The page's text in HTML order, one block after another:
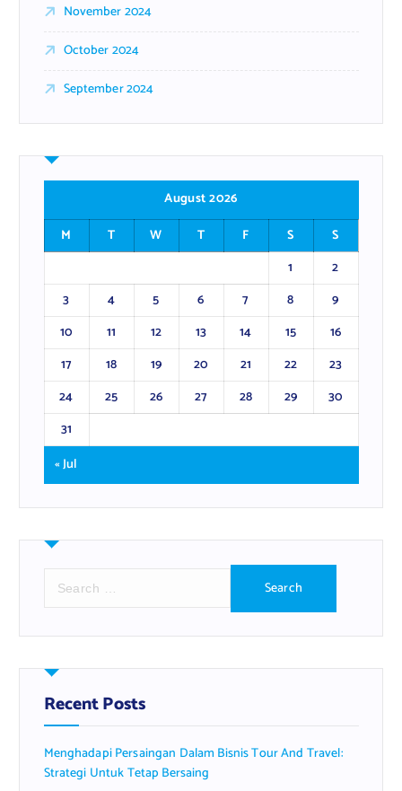
November 2024
October 2024
September 2024
August 2026
M
T W T F S
S
1
2
3
4 5 6 7 8
9
10
11 12 13 14 15
16
17
18 19 20 21 22
23
24
25 26 27 28 29
30
31
« Jul
r
h
f
o
:
Recent Posts
Menghadapi Persaingan Dalam Bisnis Tour And Travel:
Strategi Untuk Tetap Bersaing